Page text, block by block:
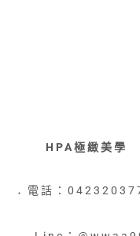
HPA極緻美學
● 電話：